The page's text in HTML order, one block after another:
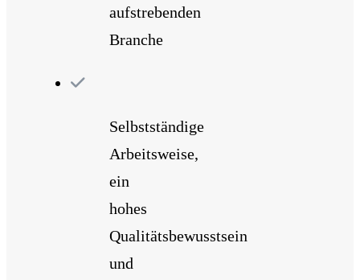
aufstrebenden
Branche
Selbstständige
Arbeitsweise,
ein
hohes
Qualitätsbewusstsein
und